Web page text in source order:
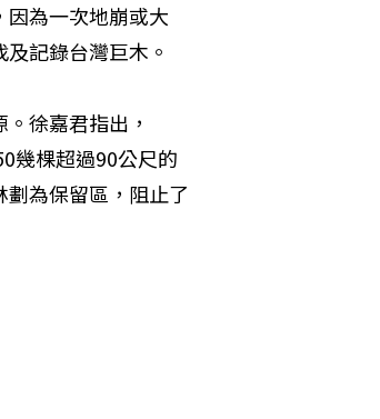
為一次地崩或大
記錄台灣巨木。
徐嘉君指出，
幾棵超過90公尺的
為保留區，阻止了